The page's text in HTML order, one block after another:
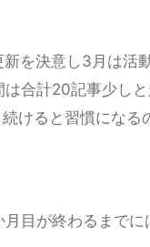
を決意し3月は活
合計20記事少し
続けると習慣になる
月目が終わるまで